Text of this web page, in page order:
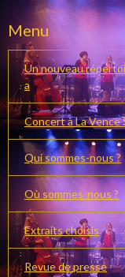
Menu
Un nouveau
a
Concert à La Vence
Qui sommes-nous ?
Où sommes-nous ?
Extraits choisis
Revue de presse